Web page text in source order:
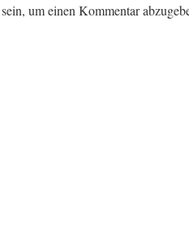
um einen Kommentar